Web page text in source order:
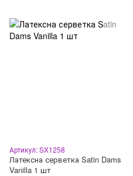
Артикул: SX1258
Латексна серветка Satin Dams
Vanilla 1 шт